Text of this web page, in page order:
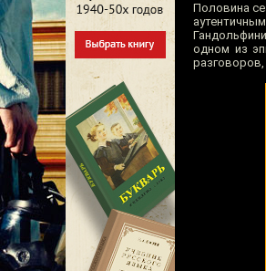
Половина
одном из
разговоров,